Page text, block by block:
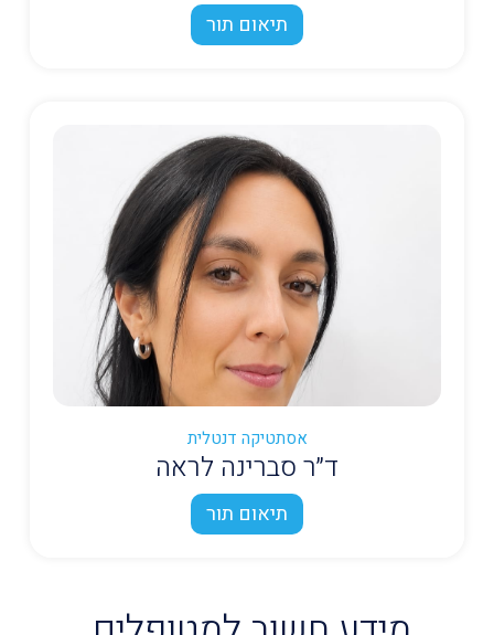
תיאום תור
אסתטיקה דנטלית
ד״ר סברינה לראה
תיאום תור